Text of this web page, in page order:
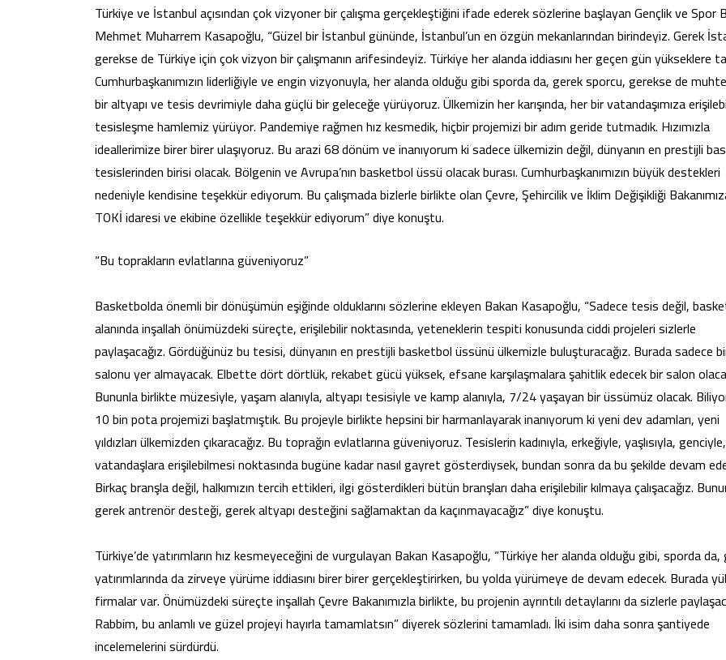
Türkiye ve İstanbul açısından çok vizyoner bir çalışma gerçekleştiğini ifade ederek sözlerine başlayan Gençlik ve Spor
Mehmet Muharrem Kasapoğlu, “Güzel bir İstanbul gününde, İstanbul’un en özgün mekanlarından birindeyiz. Gerek
gerekse de Türkiye için çok vizyon bir çalışmanın arifesindeyiz. Türkiye her alanda iddiasını her geçen gün yükseklere
Cumhurbaşkanımızın liderliğiyle ve engin vizyonuyla, her alanda olduğu gibi sporda da, gerek sporcu, gerekse de
bir altyapı ve tesis devrimiyle daha güçlü bir geleceğe yürüyoruz. Ülkemizin her karışında, her bir vatandaşımıza
tesisleşme hamlemiz yürüyor. Pandemiye rağmen hız kesmedik, hiçbir projemizi bir adım geride tutmadık. Hızımızla
ideallerimize birer birer ulaşıyoruz. Bu arazi 68 dönüm ve inanıyorum ki sadece ülkemizin değil, dünyanın en prestijli
tesislerinden birisi olacak. Bölgenin ve Avrupa’nın basketbol üssü olacak burası. Cumhurbaşkanımızın büyük destekleri
nedeniyle kendisine teşekkür ediyorum. Bu çalışmada bizlerle birlikte olan Çevre, Şehircilik ve İklim Değişikliği
TOKİ idaresi ve ekibine özellikle teşekkür ediyorum” diye konuştu.
“Bu toprakların evlatlarına güveniyoruz”
Basketbolda önemli bir dönüşümün eşiğinde olduklarını sözlerine ekleyen Bakan Kasapoğlu, “Sadece tesis değil,
alanında inşallah önümüzdeki süreçte, erişilebilir noktasında, yeteneklerin tespiti konusunda ciddi projeleri sizlerle
paylaşacağız. Gördüğünüz bu tesisi, dünyanın en prestijli basketbol üssünü ülkemizle buluşturacağız. Burada sadece
salonu yer almayacak. Elbette dört dörtlük, rekabet gücü yüksek, efsane karşılaşmalara şahitlik edecek bir salon
Bununla birlikte müzesiyle, yaşam alanıyla, altyapı tesisiyle ve kamp alanıyla, 7/24 yaşayan bir üssümüz olacak.
10 bin pota projemizi başlatmıştık. Bu projeyle birlikte hepsini bir harmanlayarak inanıyorum ki yeni dev adamları, yeni
yıldızları ülkemizden çıkaracağız. Bu toprağın evlatlarına güveniyoruz. Tesislerin kadınıyla, erkeğiyle, yaşlısıyla,
vatandaşlara erişilebilmesi noktasında bugüne kadar nasıl gayret gösterdiysek, bundan sonra da bu şekilde devam
Birkaç branşla değil, halkımızın tercih ettikleri, ilgi gösterdikleri bütün branşları daha erişilebilir kılmaya çalışacağız.
gerek antrenör desteği, gerek altyapı desteğini sağlamaktan da kaçınmayacağız” diye konuştu.
Türkiye’de yatırımların hız kesmeyeceğini de vurgulayan Bakan Kasapoğlu, “Türkiye her alanda olduğu gibi, sporda
yatırımlarında da zirveye yürüme iddiasını birer birer gerçekleştirirken, bu yolda yürümeye de devam edecek. Burada
firmalar var. Önümüzdeki süreçte inşallah Çevre Bakanımızla birlikte, bu projenin ayrıntılı detaylarını da sizlerle
Rabbim, bu anlamlı ve güzel projeyi hayırla tamamlatsın” diyerek sözlerini tamamladı. İki isim daha sonra şantiyede
incelemelerini sürdürdü.